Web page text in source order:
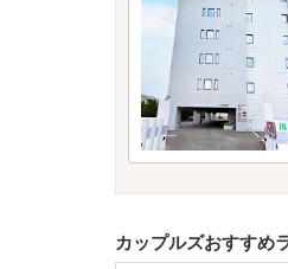
カップルズおすすめ